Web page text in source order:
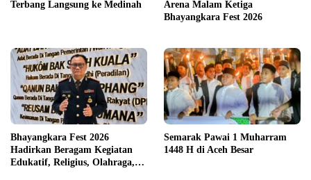
Terbang Langsung ke Medinah
Arena Malam Ketiga
Bhayangkara Fest 2026
Bhayangkara Fest 2026
Hadirkan Beragam Kegiatan
Edukatif, Religius, Olahraga,
Semarak Pawai 1 Muharram
1448 H di Aceh Besar